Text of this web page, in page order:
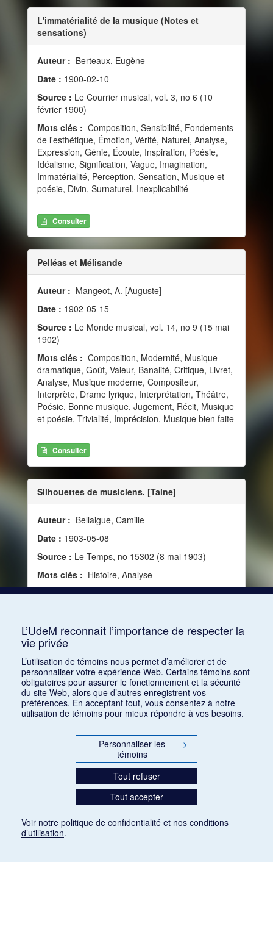
L'immatérialité de la musique (Notes et
sensations)
Auteur : Berteaux, Eugène
Date : 1900-02-10
Source : Le Courrier musical, vol. 3, no 6 (10
février 1900)
Mots clés : Composition, Sensibilité, Fondements
de l'esthétique, Émotion, Vérité, Naturel, Analyse,
Expression, Génie, Écoute, Inspiration, Poésie,
Idéalisme, Signification, Vague, Imagination,
Immatérialité, Perception, Sensation, Musique et
poésie, Divin, Surnaturel, Inexplicabilité
Consulter
Pelléas et Mélisande
Auteur : Mangeot, A. [Auguste]
Date : 1902-05-15
Source : Le Monde musical, vol. 14, no 9 (15 mai
1902)
Mots clés : Composition, Modernité, Musique
dramatique, Goût, Valeur, Banalité, Critique, Livret,
Analyse, Musique moderne, Compositeur,
Interprète, Drame lyrique, Interprétation, Théâtre,
Poésie, Bonne musique, Jugement, Récit, Musique
et poésie, Trivialité, Imprécision, Musique bien faite
Consulter
Silhouettes de musiciens. [Taine]
Auteur : Bellaigue, Camille
Date : 1903-05-08
Source : Le Temps, no 15302 (8 mai 1903)
Mots clés : Histoire, Analyse
1 2 3 4 5 6 7 8 9 10
L’UdeM reconnaît l’importance de respecter la
vie privée
L’utilisation de témoins nous permet d’améliorer et de
personnaliser votre expérience Web. Certains témoins sont
obligatoires pour assurer le fonctionnement et la sécurité
du site Web, alors que d’autres enregistrent vos
préférences. En acceptant tout, vous consentez à notre
utilisation de témoins pour mieux répondre à vos besoins.
Personnaliser les
témoins
>
Tout refuser
Tout accepter
Voir notre politique de confidentialité et nos conditions
d’utilisation.